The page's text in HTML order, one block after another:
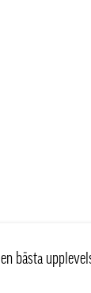
bästa